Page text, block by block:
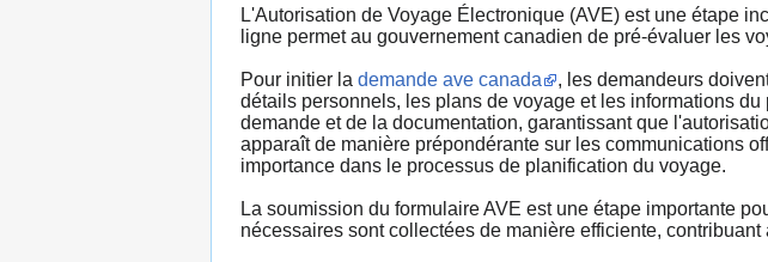
L'Autorisation de Voyage Électronique (AVE) est une étape
ligne permet au gouvernement canadien de pré-évaluer les
Pour initier la demande ave canada
, les demandeurs
détails personnels, les plans de voyage et les informations
demande et de la documentation, garantissant que
apparaît de manière prépondérante sur les communications
importance dans le processus de planification du voyage.
La soumission du formulaire AVE est une étape importante
nécessaires sont collectées de manière efficiente,